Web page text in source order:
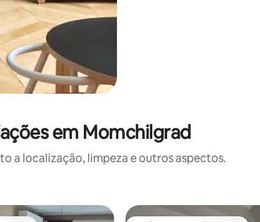
em Momchilgrad
a localização, limpeza e outros aspectos.